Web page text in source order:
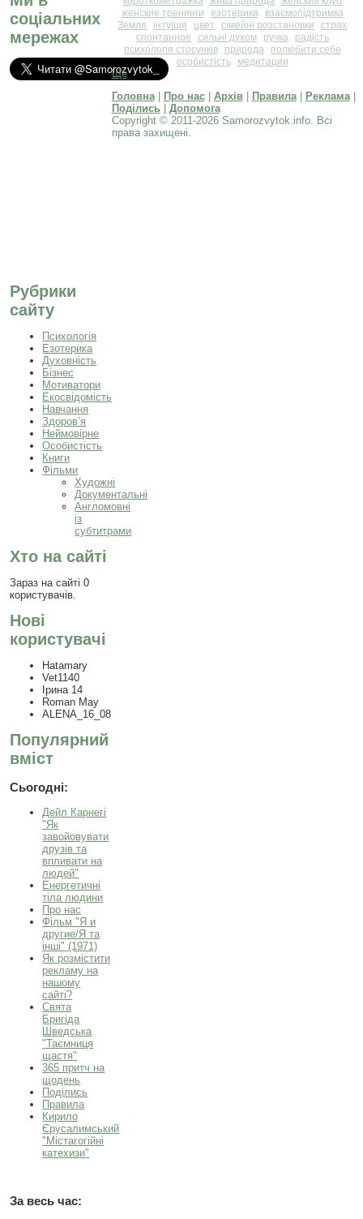
соціальних
мережах
Рубрики
сайту
Психологія
Езотерика
Духовність
Бізнес
Мотиватори
Екосвідомість
Навчання
Здоров’я
Неймовірне
Особистість
Книги
Фільми
Художні
Документальні
Англомовні
із
субтитрами
Хто на сайті
Зараз на сайті 0
користувачів.
Нові
користувачі
Hatamary
Vet1140
Ірина 14
Roman May
ALENA_16_08
Популярний
вміст
Сьогодні:
Дейл Карнегі
"Як
завойовувати
друзів та
впливати на
людей"
Енергетичні
тіла людини
Про нас
Фільм "Я и
другие/Я та
інші" (1971)
Як розмістити
рекламу на
нашому
сайті?
Свята
Бригіда
Шведська
"Таємниця
щастя"
365 притч на
щодень
Поділись
Правила
Кирило
Єрусалимський
"Містагогійні
катехизи"
За весь час:
женские тренинги
езотерика
взаємопідтримка
Земля
інтуїція цвет сімейні розстановки
страх
спонтанное
сильні духом ручка
радість
психологія стосунків
природа
полюбити себе
особистість
медитации
Ще
Головна| Про нас| Архів| Правила| Реклама|
Поділись| Допомога
Copyright © 2011-2026 Samorozvytok.info. Всі
права захищені.